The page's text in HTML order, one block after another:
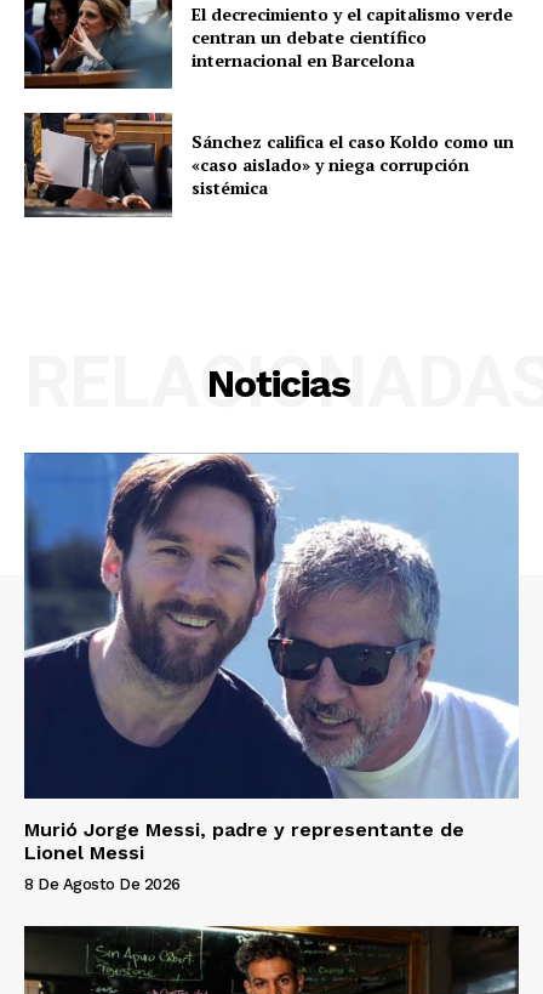
El decrecimiento y el capitalismo verde
centran un debate científico
internacional en Barcelona
Sánchez califica el caso Koldo como un
«caso aislado» y niega corrupción
sistémica
Noticias
Murió Jorge Messi, padre y representante de
Lionel Messi
8 De Agosto De 2026